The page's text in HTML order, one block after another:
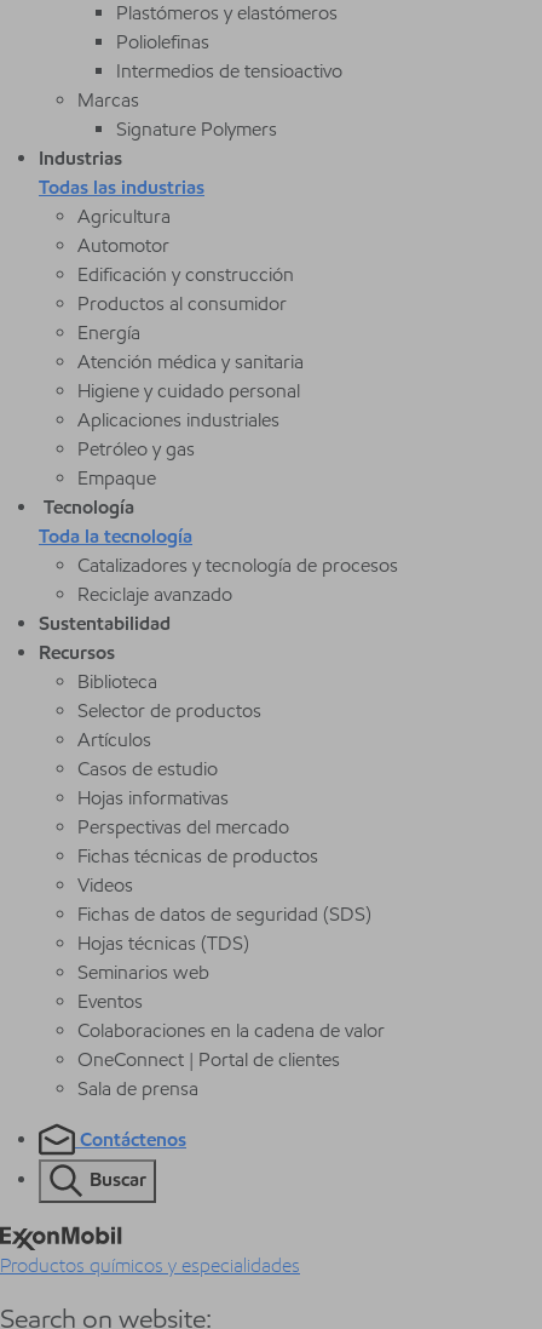
Plastómeros y elastómeros
Poliolefinas
Intermedios de tensioactivo
Marcas
Signature Polymers
Industrias
Todas las industrias
Agricultura
Automotor
Edificación y construcción
Productos al consumidor
Energía
Atención médica y sanitaria
Higiene y cuidado personal
Aplicaciones industriales
Petróleo y gas
Empaque
Tecnología
Toda la tecnología
Catalizadores y tecnología de procesos
Reciclaje avanzado
Sustentabilidad
Recursos
Biblioteca
Selector de productos
Artículos
Casos de estudio
Hojas informativas
Perspectivas del mercado
Fichas técnicas de productos
Videos
Fichas de datos de seguridad (SDS)
Hojas técnicas (TDS)
Seminarios web
Eventos
Colaboraciones en la cadena de valor
OneConnect | Portal de clientes
Sala de prensa
Contáctenos
Buscar
Productos químicos y especialidades
Search on website: